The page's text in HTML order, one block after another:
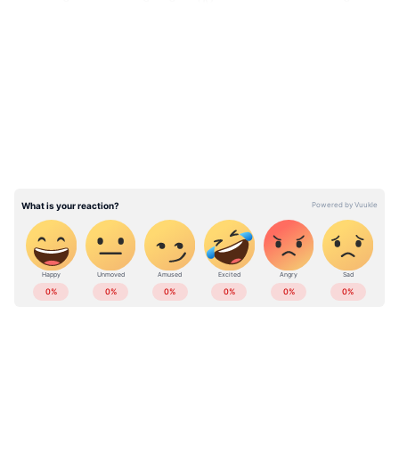
തിരിച്ചു കഴിയുമെന്നാണ് പ്രതീക്ഷയെന്നും
മെസി ചിത്രങ്ങൾക്കൊപ്പം കുറിച്ചു.
ഏഷ്യാനെറ്റ് ന്യൂസ് മലയാളത്തിലൂടെ
Sports